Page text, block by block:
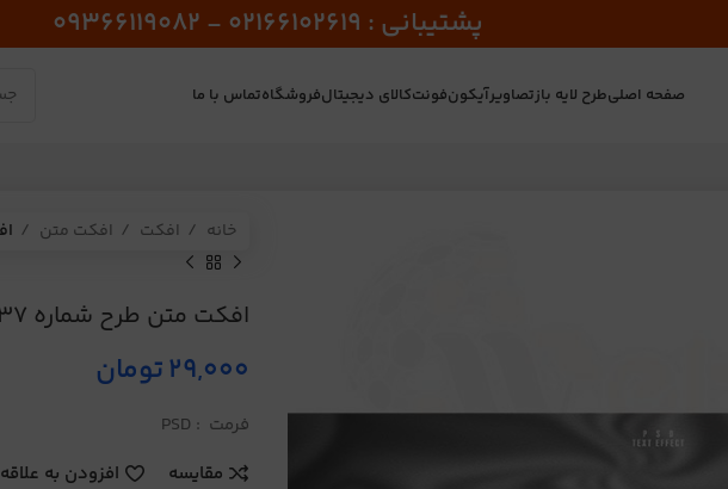
پشتیبانی : 02166102619 - 09366119082
صفحه اصلیطرح لایه بازتصاویرآیکونفونتکالای دیجیتالفروشگاهتماس با ما
خانه افکت افکت متن
افکت متن طرح شماره 37
29,000تومان
فرمت : PSD
مقایسه
افزودن به